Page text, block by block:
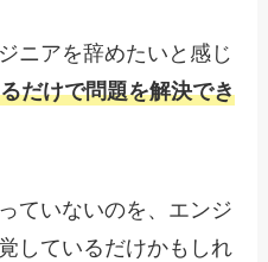
ニアを辞めたいと感じ
だけで問題を解決でき
ていないのを、エンジ
しているだけかもしれ